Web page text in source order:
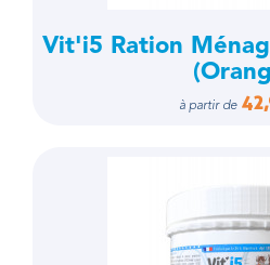
Vit'i5 Ration
à partir de